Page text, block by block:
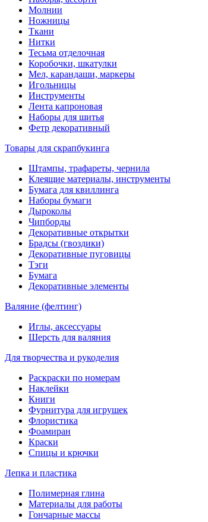
Молнии
Ножницы
Ткани
Нитки
Тесьма отделочная
Коробочки, шкатулки
Мел, карандаши, маркеры
Игольницы
Инструменты
Лента капроновая
Наборы для шитья
Фетр декоративный
Товары для скрапбукинга
Штампы, трафареты, чернила
Клеящие материалы, инструменты
Бумага для квиллинга
Наборы бумаги
Дыроколы
Чипборды
Декоративные открытки
Брадсы (гвоздики)
Декоративные пуговицы
Тэги
Бумага
Декоративные элементы
Валяние (фелтинг)
Иглы, аксессуары
Шерсть для валяния
Для творчества и рукоделия
Раскраски по номерам
Наклейки
Книги
Фурнитура для игрушек
Флористика
Фоамиран
Краски
Спицы и крючки
Лепка и пластика
Полимерная глина
Материалы для работы
Гончарные массы